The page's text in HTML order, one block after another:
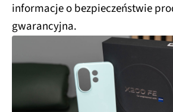
informacje o bezpieczeństwie
gwarancyjna.